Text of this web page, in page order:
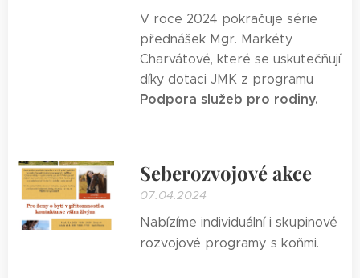
V roce 2024 pokračuje série
přednášek Mgr. Markéty
Charvátové, které se uskutečňují
díky dotaci JMK z programu
Podpora služeb pro rodiny.
Seberozvojovéakce
07.04.2024
Nabízíme individuální i skupinové
rozvojové programy s koňmi.